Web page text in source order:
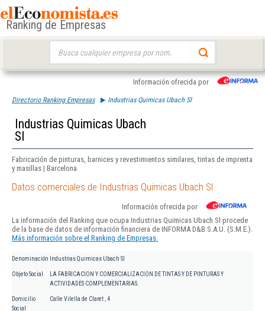
Ranking de Empresas
Información ofrecida por
Directorio Ranking Empresas Industrias Quimicas Ubach Sl
Industrias Quimicas Ubach
Sl
Fabricación de pinturas, barnices y revestimientos similares, tintas de imprenta
y masillas | Barcelona
Datos comerciales de Industrias Quimicas Ubach Sl
Información ofrecida por
La información del Ranking que ocupa Industrias Quimicas Ubach Sl procede
de la base de datos de información financiera de INFORMA D&B S.A.U. (S.M.E.).
Más información sobre el Ranking de Empresas.
Denominación Industrias Quimicas Ubach Sl
Objeto Social
LA FABRICACION Y COMERCIALIZACION DE TINTAS Y DE PINTURAS Y
ACTIVIDADES COMPLEMENTARIAS.
Domicilio
Social
Calle Vilella de Claret , 4